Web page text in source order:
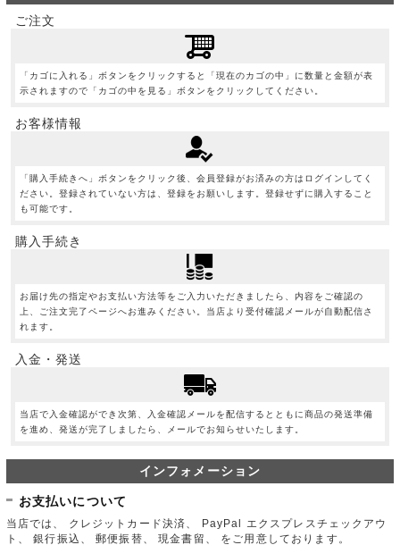
ご注文
「カゴに入れる」ボタンをクリックすると「現在のカゴの中」に数量と金額が表
示されますので「カゴの中を見る」ボタンをクリックしてください。
お客様情報
「購入手続きへ」ボタンをクリック後、会員登録がお済みの方はログインしてく
ださい。登録されていない方は、登録をお願いします。登録せずに購入すること
も可能です。
購入手続き
お届け先の指定やお支払い方法等をご入力いただきましたら、内容をご確認の
上、ご注文完了ページへお進みください。当店より受付確認メールが自動配信さ
れます。
入金・発送
当店で入金確認ができ次第、入金確認メールを配信するとともに商品の発送準備
を進め、発送が完了しましたら、メールでお知らせいたします。
インフォメーション
お支払いについて
当店では、 クレジットカード決済、 PayPal エクスプレスチェックアウ
ト、 銀行振込、 郵便振替、 現金書留、 をご用意しております。